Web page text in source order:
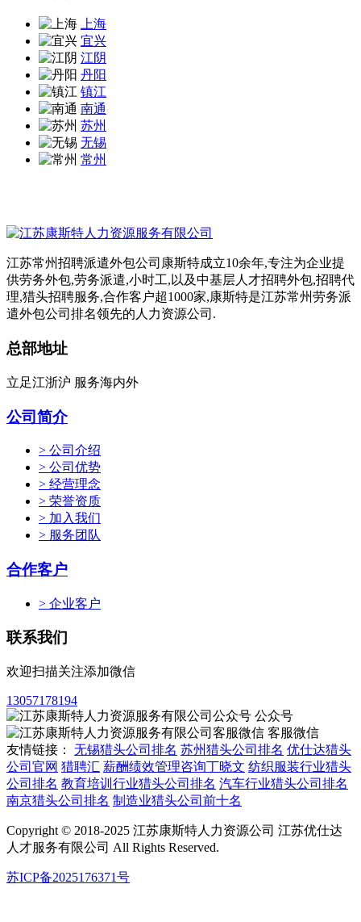
上海
宜兴
江阴
丹阳
镇江
南通
苏州
无锡
常州
江苏常州招聘派遣外包公司康斯特成立10余年,专注为企业提
供劳务外包,劳务派遣,小时工,以及中基层人才招聘外包,招聘代
理,猎头招聘服务,合作客户超1000家,康斯特是江苏常州劳务派
遣外包公司排名领先的人力资源公司.
总部地址
立足江浙沪 服务海内外
公司简介
> 公司介绍
> 公司优势
> 经营理念
> 荣誉资质
> 加入我们
> 服务团队
合作客户
> 企业客户
联系我们
欢迎扫描关注添加微信
13057178194
公众号
客服微信
友情链接： 无锡猎头公司排名 苏州猎头公司排名 优仕达猎头
公司官网 猎聘汇 薪酬绩效管理咨询丁晓文 纺织服装行业猎头
公司排名 教育培训行业猎头公司排名 汽车行业猎头公司排名
南京猎头公司排名 制造业猎头公司前十名
Copyright © 2018-2025 江苏康斯特人力资源公司 江苏优仕达
人才服务有限公司 All Rights Reserved.
苏ICP备2025176371号